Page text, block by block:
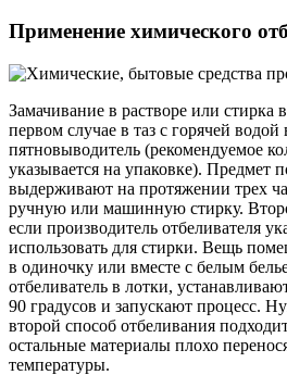
Применение химического
Замачивание в растворе или стирка
первом случае в таз с горячей
пятновыводитель (рекомендуемое
указывается на упаковке). Предмет
выдерживают на протяжении трех
ручную или машинную стирку.
если производитель отбеливателя
использовать для стирки. Вещь
в одиночку или вместе с белым
отбеливатель в лотки,
90 градусов и запускают процесс.
второй способ отбеливания
остальные материалы плохо
температуры.